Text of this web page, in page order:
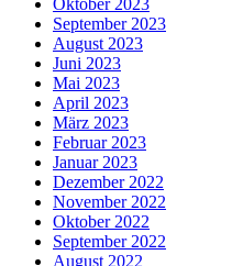
Oktober 2023
September 2023
August 2023
Juni 2023
Mai 2023
April 2023
März 2023
Februar 2023
Januar 2023
Dezember 2022
November 2022
Oktober 2022
September 2022
August 2022